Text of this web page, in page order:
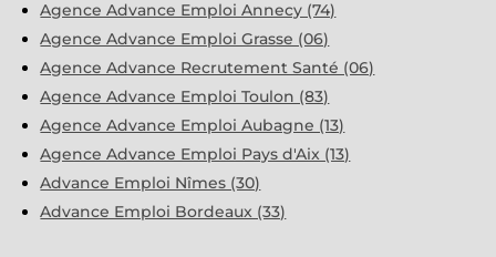
Agence Advance Emploi Annecy (74)
Agence Advance Emploi Grasse (06)
Agence Advance Recrutement Santé (06)
Agence Advance Emploi Toulon (83)
Agence Advance Emploi Aubagne (13)
Agence Advance Emploi Pays d'Aix (13)
Advance Emploi Nîmes (30)
Advance Emploi Bordeaux (33)